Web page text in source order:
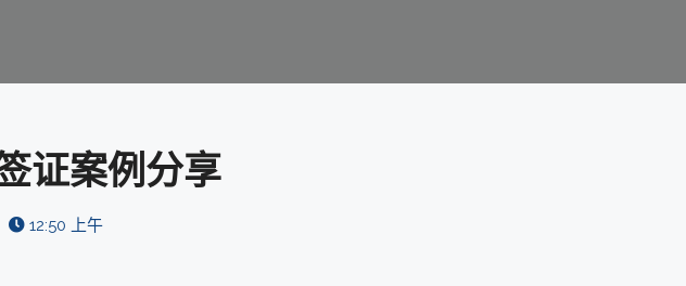
证案例分享
12:50 上午